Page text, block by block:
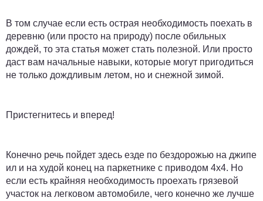
В том случае если есть острая необходимость поехать в
деревню (или просто на природу) после обильных
дождей, то эта статья может стать полезной. Или просто
даст вам начальные навыки, которые могут пригодиться
не только дождливым летом, но и снежной зимой.
Пристегнитесь и вперед!
Конечно речь пойдет здесь езде по бездорожью на джипе
ил и на худой конец на паркетнике с приводом 4x4. Но
если есть крайняя необходимость проехать грязевой
участок на легковом автомобиле, чего конечно же лучше